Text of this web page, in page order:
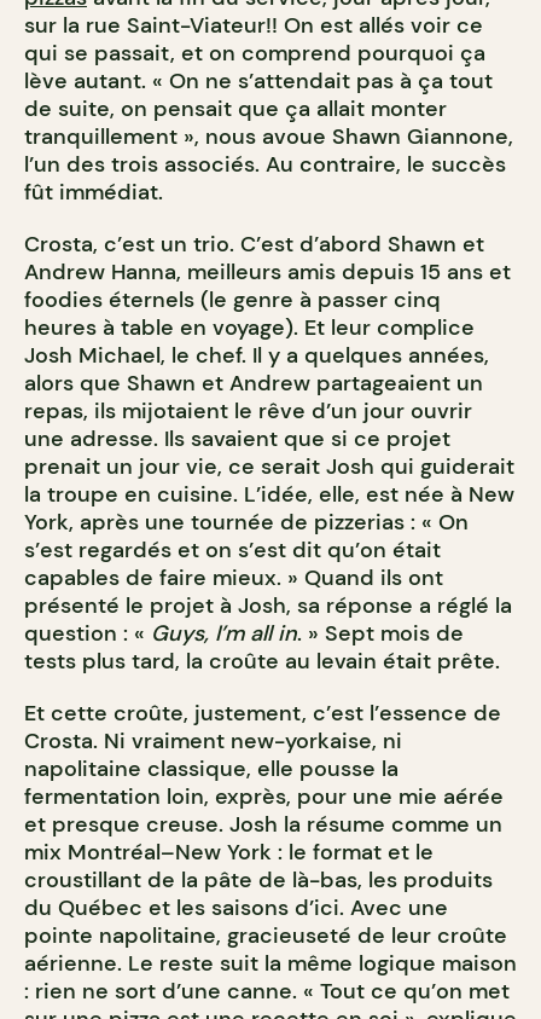
sur la rue Saint-Viateur!! On est allés voir ce
qui se passait, et on comprend pourquoi ça
lève autant. « On ne s’attendait pas à ça tout
de suite, on pensait que ça allait monter
tranquillement », nous avoue Shawn Giannone,
l’un des trois associés. Au contraire, le succès
fût immédiat.
Crosta, c’est un trio. C’est d’abord Shawn et
Andrew Hanna, meilleurs amis depuis 15 ans et
foodies éternels (le genre à passer cinq
heures à table en voyage). Et leur complice
Josh Michael, le chef. Il y a quelques années,
alors que Shawn et Andrew partageaient un
repas, ils mijotaient le rêve d’un jour ouvrir
une adresse. Ils savaient que si ce projet
prenait un jour vie, ce serait Josh qui guiderait
la troupe en cuisine. L’idée, elle, est née à New
York, après une tournée de pizzerias : « On
s’est regardés et on s’est dit qu’on était
capables de faire mieux. » Quand ils ont
présenté le projet à Josh, sa réponse a réglé la
question : « Guys, I’m all in. » Sept mois de
tests plus tard, la croûte au levain était prête.
Et cette croûte, justement, c’est l’essence de
Crosta. Ni vraiment new-yorkaise, ni
napolitaine classique, elle pousse la
fermentation loin, exprès, pour une mie aérée
et presque creuse. Josh la résume comme un
mix Montréal–New York : le format et le
croustillant de la pâte de là-bas, les produits
du Québec et les saisons d’ici. Avec une
pointe napolitaine, gracieuseté de leur croûte
aérienne. Le reste suit la même logique maison
: rien ne sort d’une canne. « Tout ce qu’on met